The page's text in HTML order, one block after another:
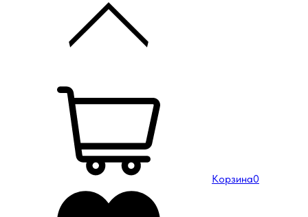
Корзина0